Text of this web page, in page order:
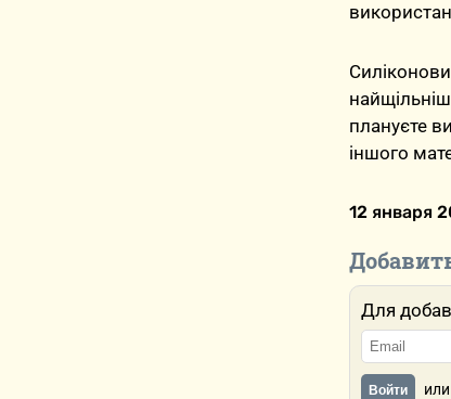
плануєте
іншого
12 января
Для
Войти или